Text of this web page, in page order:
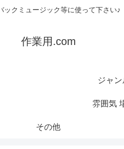
ックミュージック等に使って下さい♪
作業用.com
ジャン
雰囲気
その他